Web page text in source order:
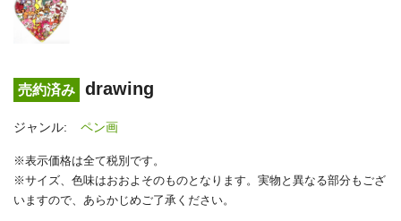
売約済み drawing
ジャンル: ペン画
※表示価格は全て税別です。
※サイズ、色味はおおよそのものとなります。実物と異なる部分もござ
いますので、あらかじめご了承ください。